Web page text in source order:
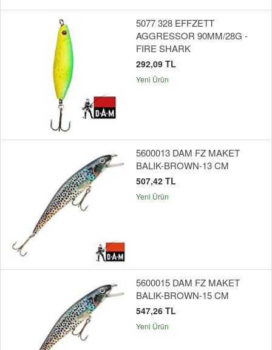
5077 328 EFFZETT
AGGRESSOR 90MM/28G -
FIRE SHARK
292,09 TL
Yeni Ürün
5600013 DAM FZ MAKET
BALIK-BROWN-13 CM
507,42 TL
Yeni Ürün
5600015 DAM FZ MAKET
BALIK-BROWN-15 CM
547,26 TL
Yeni Ürün